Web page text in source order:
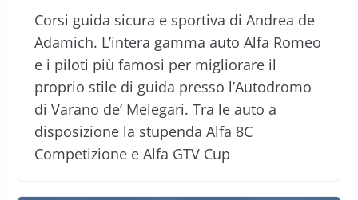
Corsi guida sicura e sportiva di Andrea de
Adamich. L’intera gamma auto Alfa Romeo
e i piloti più famosi per migliorare il
proprio stile di guida presso l’Autodromo
di Varano de’ Melegari. Tra le auto a
disposizione la stupenda Alfa 8C
Competizione e Alfa GTV Cup